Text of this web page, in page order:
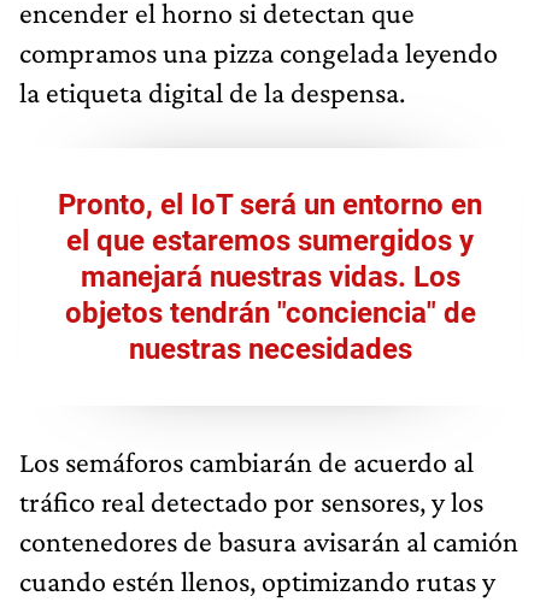
encender el horno si detectan que
compramos una pizza congelada leyendo
la etiqueta digital de la despensa.
Pronto, el IoT será un entorno en
el que estaremos sumergidos y
manejará nuestras vidas. Los
objetos tendrán "conciencia" de
nuestras necesidades
Los semáforos cambiarán de acuerdo al
tráfico real detectado por sensores, y los
contenedores de basura avisarán al camión
cuando estén llenos, optimizando rutas y